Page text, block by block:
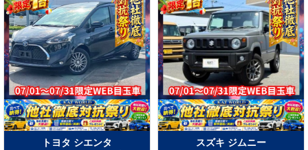
トヨタ シエンタ
スズキ ジムニー